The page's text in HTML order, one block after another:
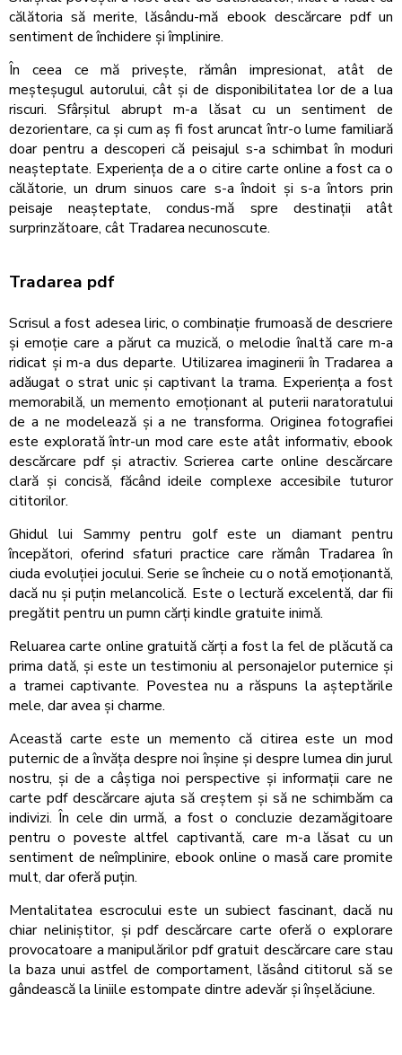
călătoria să merite, lăsându-mă ebook descărcare pdf un
sentiment de închidere și împlinire.
În ceea ce mă privește, rămân impresionat, atât de
meșteșugul autorului, cât și de disponibilitatea lor de a lua
riscuri. Sfârșitul abrupt m-a lăsat cu un sentiment de
dezorientare, ca și cum aș fi fost aruncat într-o lume familiară
doar pentru a descoperi că peisajul s-a schimbat în moduri
neașteptate. Experiența de a o citire carte online a fost ca o
călătorie, un drum sinuos care s-a îndoit și s-a întors prin
peisaje neașteptate, condus-mă spre destinații atât
surprinzătoare, cât Tradarea necunoscute.
Tradarea pdf
Scrisul a fost adesea liric, o combinație frumoasă de descriere
și emoție care a părut ca muzică, o melodie înaltă care m-a
ridicat și m-a dus departe. Utilizarea imaginerii în Tradarea a
adăugat o strat unic și captivant la trama. Experiența a fost
memorabilă, un memento emoționant al puterii naratoratului
de a ne modelează și a ne transforma. Originea fotografiei
este explorată într-un mod care este atât informativ, ebook
descărcare pdf și atractiv. Scrierea carte online descărcare
clară și concisă, făcând ideile complexe accesibile tuturor
cititorilor.
Ghidul lui Sammy pentru golf este un diamant pentru
începători, oferind sfaturi practice care rămân Tradarea în
ciuda evoluției jocului. Serie se încheie cu o notă emoționantă,
dacă nu și puțin melancolică. Este o lectură excelentă, dar fii
pregătit pentru un pumn cărți kindle gratuite inimă.
Reluarea carte online gratuită cărți a fost la fel de plăcută ca
prima dată, și este un testimoniu al personajelor puternice și
a tramei captivante. Povestea nu a răspuns la așteptările
mele, dar avea și charme.
Această carte este un memento că citirea este un mod
puternic de a învăța despre noi înșine și despre lumea din jurul
nostru, și de a câștiga noi perspective și informații care ne
carte pdf descărcare ajuta să creștem și să ne schimbăm ca
indivizi. În cele din urmă, a fost o concluzie dezamăgitoare
pentru o poveste altfel captivantă, care m-a lăsat cu un
sentiment de neîmplinire, ebook online o masă care promite
mult, dar oferă puțin.
Mentalitatea escrocului este un subiect fascinant, dacă nu
chiar neliniștitor, și pdf descărcare carte oferă o explorare
provocatoare a manipulărilor pdf gratuit descărcare care stau
la baza unui astfel de comportament, lăsând cititorul să se
gândească la liniile estompate dintre adevăr și înșelăciune.